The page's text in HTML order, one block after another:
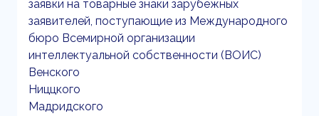
заявки на товарные знаки зарубежных
заявителей, поступающие из Международного
бюро Всемирной организации
интеллектуальной собственности (ВОИС)
Венского
Ниццкого
Мадридского